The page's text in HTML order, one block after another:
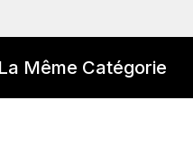
Même Catégorie